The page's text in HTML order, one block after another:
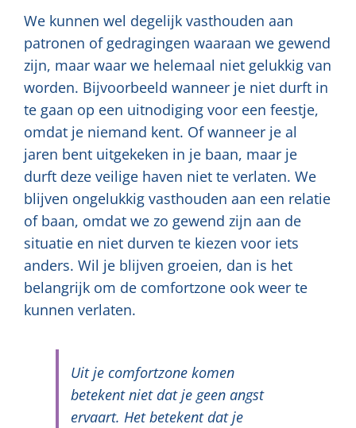
We kunnen wel degelijk vasthouden aan
patronen of gedragingen waaraan we gewend
zijn, maar waar we helemaal niet gelukkig van
worden. Bijvoorbeeld wanneer je niet durft in
te gaan op een uitnodiging voor een feestje,
omdat je niemand kent. Of wanneer je al
jaren bent uitgekeken in je baan, maar je
durft deze veilige haven niet te verlaten. We
blijven ongelukkig vasthouden aan een relatie
of baan, omdat we zo gewend zijn aan de
situatie en niet durven te kiezen voor iets
anders. Wil je blijven groeien, dan is het
belangrijk om de comfortzone ook weer te
kunnen verlaten.
Uit je comfortzone komen
betekent niet dat je geen angst
ervaart. Het betekent dat je